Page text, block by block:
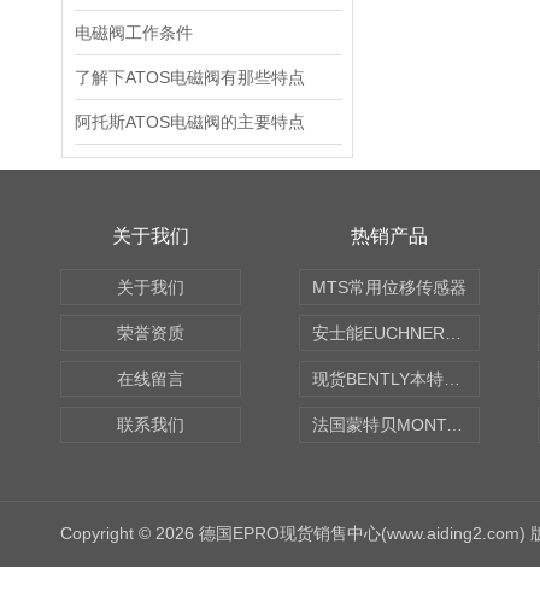
电磁阀工作条件
了解下ATOS电磁阀有那些特点
阿托斯ATOS电磁阀的主要特点
关于我们
关于我们
荣誉资质
在线留言
联系我们
热销产品
MTS常用位移传感器
法国蒙特贝MONTABERT打壳机凿岩机Z92
Copyright © 2026 德国EPRO现货销售中心(www.aiding2.com)